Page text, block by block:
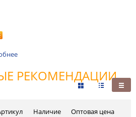
РЕКОМЕНДАЦИИ
Наличие Оптовая цена